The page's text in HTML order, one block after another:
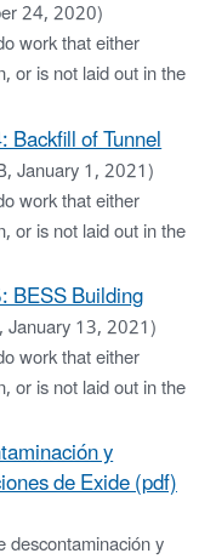
24, 2020)
work that either
or is not laid out in the
Backfill of Tunnel
January 1, 2021)
work that either
or is not laid out in the
BESS Building
January 13, 2021)
work that either
or is not laid out in the
y
de Exide (pdf)
y